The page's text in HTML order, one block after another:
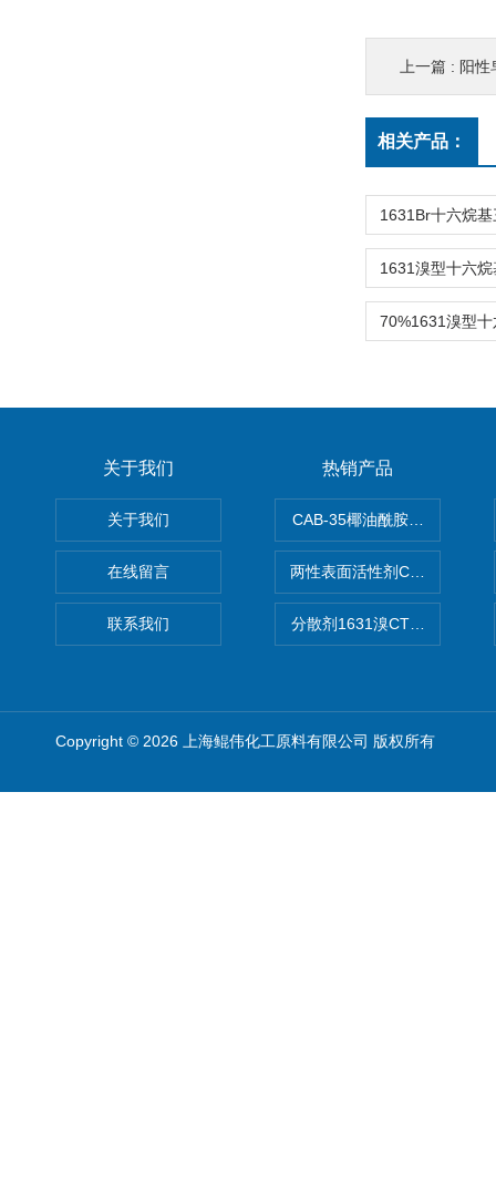
上一篇 : 阳性
相关产品：
关于我们
关于我们
在线留言
联系我们
热销产品
CAB-35椰油酰胺丙基甜菜碱
两性表面活性剂CAB-30椰油
分散剂1631溴CTAB（十六烷
Copyright © 2026 上海鲲伟化工原料有限公司 版权所有